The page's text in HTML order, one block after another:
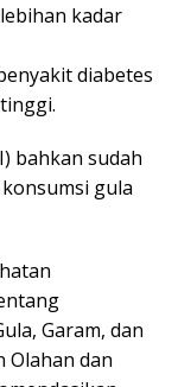
kadar
diabetes
bahkan sudah
gula
Garam, dan
Olahan dan